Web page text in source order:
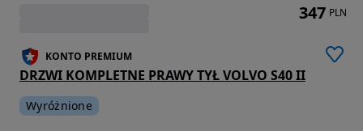
KONTO PREMIUM
DRZWI KOMPLETNE PRAWY TYŁ VOLVO S40 II
Wyróżnione
347 PLN